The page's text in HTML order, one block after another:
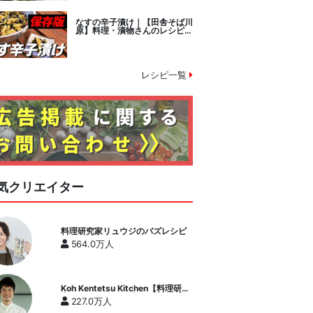
なすの辛子漬け｜【田舎そば川
原】料理・漬物さんのレシピ書
き起こし
レシピ一覧
クリエイター
料理研究家リュウジのバズレシピ
564.0万人
Koh Kentetsu Kitchen【料理研究
家コウケンテツ公式チャンネル】
227.0万人